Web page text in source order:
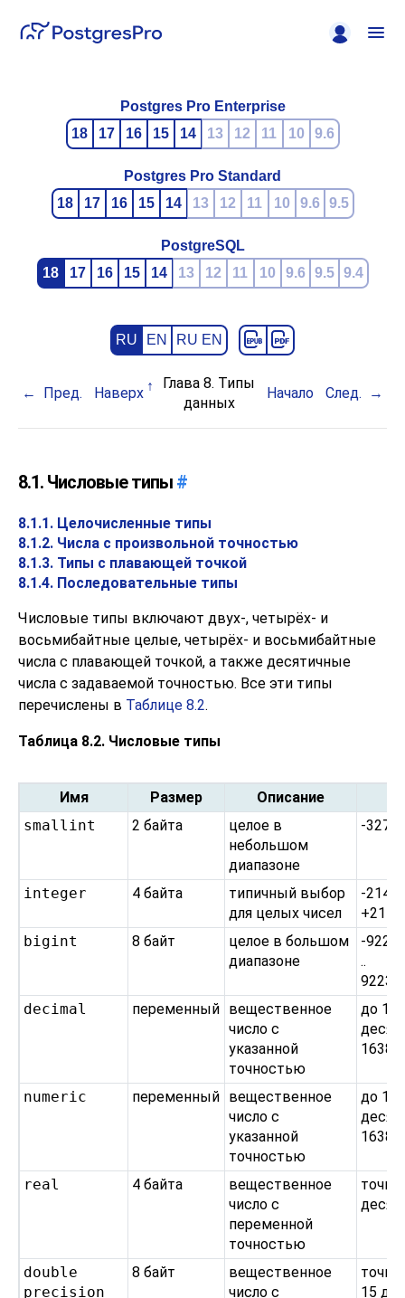
Postgres Pro Enterprise
18
17 16 15 14 13 12 11 10 9.6
Postgres Pro Standard
18
17 16 15 14 13 12 11 10 9.6 9.5
PostgreSQL
18
17 16 15 14 13 12 11 10 9.6 9.5 9.4
RU EN RU EN
Пред. Наверх
Глава 8. Типы
данных
Начало След.
8.1. Числовые типы #
8.1.1. Целочисленные типы
8.1.2. Числа с произвольной точностью
8.1.3. Типы с плавающей точкой
8.1.4. Последовательные типы
Числовые типы включают двух-, четырёх- и
восьмибайтные целые, четырёх- и восьмибайтные
числа с плавающей точкой, а также десятичные
числа с задаваемой точностью. Все эти типы
перечислены в Таблице 8.2.
Таблица 8.2. Числовые типы
Имя Размер
Описание
smallint
2 байта
целое в
небольшом
диапазоне
-
integer 4 байта
типичный выбор
для целых чисел
-
bigint
8 байт
целое в большом
диапазоне
-
..
decimal
переменный вещественное
число с
указанной
точностью
до
numeric переменный вещественное
число с
указанной
точностью
до
real 4 байта
вещественное
число с
переменной
точностью
double
precision
8 байт
вещественное
число с
15